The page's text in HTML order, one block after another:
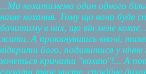
...Ми кохатимемо один одного
наше кохання. Тому що воно буде
бачитиму в них, що він мене
жити. А прокинувшись вночі,
відкрити його, подивитися у
хочеться кричати "кохаю"!... А
слухати твоє чисте, спокійне